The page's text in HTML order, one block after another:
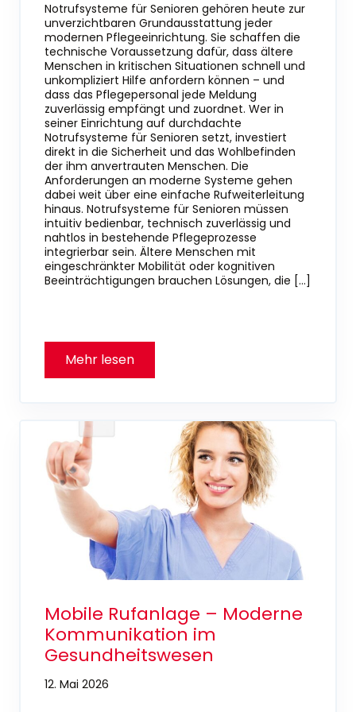
Notrufsysteme für Senioren gehören heute zur
unverzichtbaren Grundausstattung jeder
modernen Pflegeeinrichtung. Sie schaffen die
technische Voraussetzung dafür, dass ältere
Menschen in kritischen Situationen schnell und
unkompliziert Hilfe anfordern können – und
dass das Pflegepersonal jede Meldung
zuverlässig empfängt und zuordnet. Wer in
seiner Einrichtung auf durchdachte
Notrufsysteme für Senioren setzt, investiert
direkt in die Sicherheit und das Wohlbefinden
der ihm anvertrauten Menschen. Die
Anforderungen an moderne Systeme gehen
dabei weit über eine einfache Rufweiterleitung
hinaus. Notrufsysteme für Senioren müssen
intuitiv bedienbar, technisch zuverlässig und
nahtlos in bestehende Pflegeprozesse
integrierbar sein. Ältere Menschen mit
eingeschränkter Mobilität oder kognitiven
Beeinträchtigungen brauchen Lösungen, die […]
Mobile Rufanlage – Moderne
Kommunikation im
Gesundheitswesen
12. Mai 2026